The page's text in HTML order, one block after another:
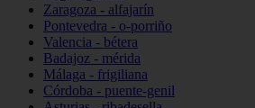
Zaragoza - alfajarín
Pontevedra - o-porriño
Valencia - bétera
Badajoz - mérida
Málaga - frigiliana
Córdoba - puente-genil